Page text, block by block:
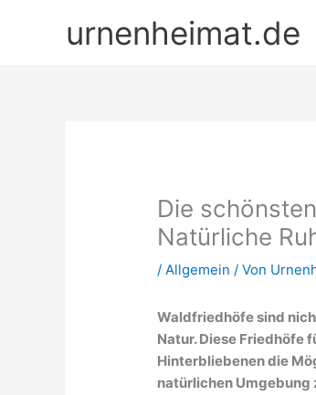
urnenheimat.de
Die
Natürliche
/Allgemein / Von
Waldfriedhöfe sind
Natur. Diese Friedhöfe
Hinterbliebenen die
natürlichen Umgebung